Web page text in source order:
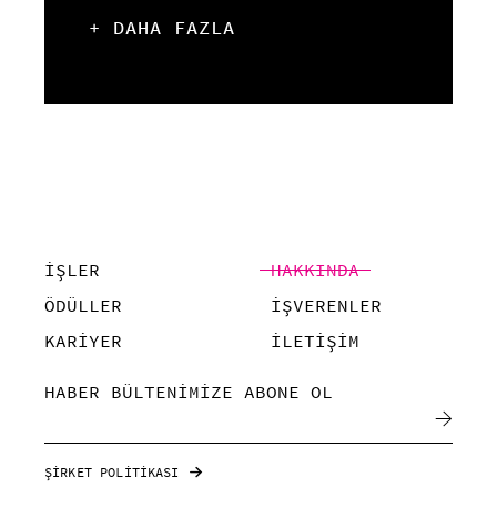
+ DAHA FAZLA
İŞLER
HAKKINDA
ÖDÜLLER
İŞVERENLER
KARİYER
İLETİŞİM
HABER BÜLTENİMİZE ABONE OL
ŞİRKET POLİTİKASI